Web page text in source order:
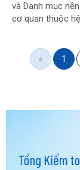
và Danh mục
cơ quan thuộc
« 1